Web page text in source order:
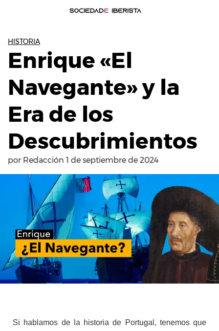
HISTORIA
Enrique «El
Navegante» y la
Era de los
Descubrimientos
por Redacción 1 de septiembre de 2024
Si hablamos de la historia de Portugal, tenemos que